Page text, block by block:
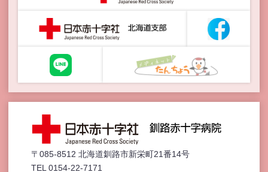
〒085-8512 北海道釧路市新栄町21番14号
TEL 0154-22-7171